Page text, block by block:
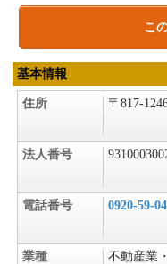
こ
基本情報
住所 〒817-
法人番号
電話番号 0920-59-
業種 不動産業